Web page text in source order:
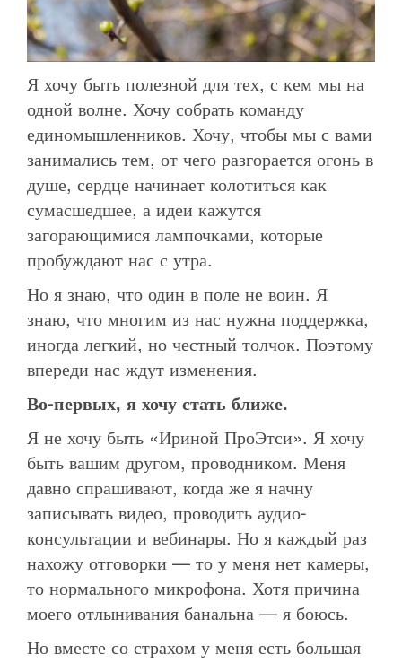
Я хочу быть полезной для тех, с кем мы на
одной волне. Хочу собрать команду
единомышленников. Хочу, чтобы мы с вами
занимались тем, от чего разгорается огонь в
душе, сердце начинает колотиться как
сумасшедшее, а идеи кажутся
загорающимися лампочками, которые
пробуждают нас с утра.
Но я знаю, что один в поле не воин. Я
знаю, что многим из нас нужна поддержка,
иногда легкий, но честный толчок. Поэтому
впереди нас ждут изменения.
Во-первых, я хочу стать ближе.
Я не хочу быть «Ириной ПроЭтси». Я хочу
быть вашим другом, проводником. Меня
давно спрашивают, когда же я начну
записывать видео, проводить аудио-
консультации и вебинары. Но я каждый раз
нахожу отговорки — то у меня нет камеры,
то нормального микрофона. Хотя причина
моего отлынивания банальна — я боюсь.
Но вместе со страхом у меня есть большая